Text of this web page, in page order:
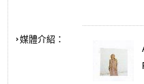
媒體介紹：